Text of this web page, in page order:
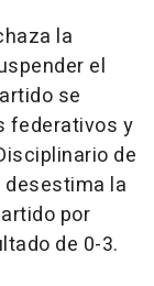
la
el
se
federativos y
de
desestima la
por
de 0-3.